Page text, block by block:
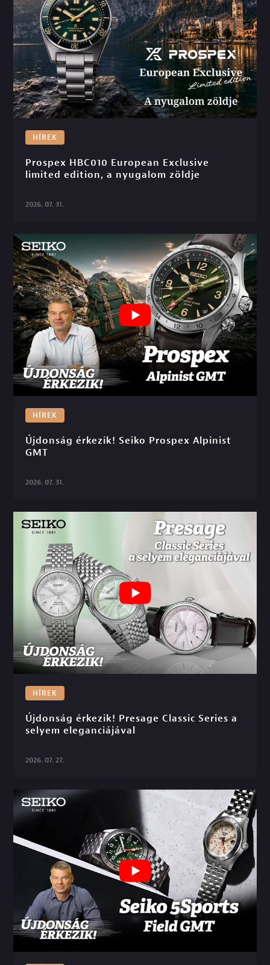
HÍREK
Prospex HBC010 European Exclusive
limited edition, a nyugalom zöldje
2026. 07. 31.
HÍREK
Újdonság érkezik! Seiko Prospex Alpinist
GMT
2026. 07. 31.
HÍREK
Újdonság érkezik! Presage Classic Series a
selyem eleganciájával
2026. 07. 27.